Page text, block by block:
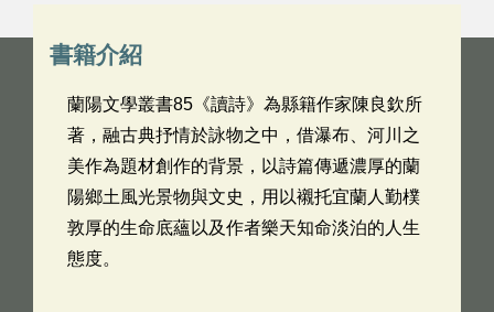
書籍介紹
蘭陽文學叢書85《讀詩》為縣籍作家陳良欽所
著，融古典抒情於詠物之中，借瀑布、河川之
美作為題材創作的背景，以詩篇傳遞濃厚的蘭
陽鄉土風光景物與文史，用以襯托宜蘭人勤樸
敦厚的生命底蘊以及作者樂天知命淡泊的人生
態度。